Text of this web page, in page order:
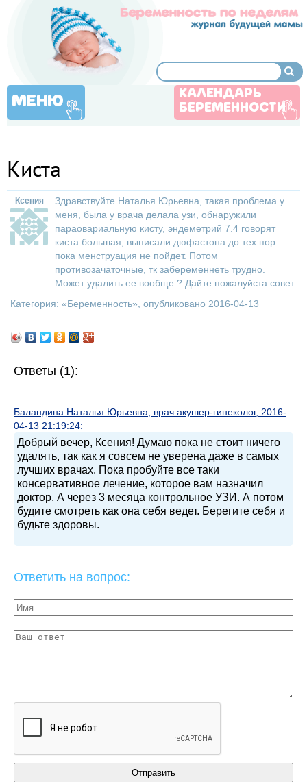
МЕНЮ
КАЛЕНДАРЬ
БЕРЕМЕННОСТИ
Киста
Ксения
Здравствуйте Наталья Юрьевна, такая проблема у
меня, была у врача делала узи, обнаружили
параовариальную кисту, эндеметрий 7.4 говорят
киста большая, выписали дюфастона до тех пор
пока менструация не пойдет. Потом
противозачаточные, тк забеременнеть трудно.
Может удалить ее вообще ? Дайте пожалуйста совет.
Категория: «Беременность», опубликовано 2016-04-13
Ответы (1):
Баландина Наталья Юрьевна, врач акушер-гинеколог, 2016-
04-13 21:19:24:
Добрый вечер, Ксения! Думаю пока не стоит ничего
удалять, так как я совсем не уверена даже в самых
лучших врачах. Пока пробуйте все таки
консервативное лечение, которое вам назначил
доктор. А через 3 месяца контрольное УЗИ. А потом
будите смотреть как она себя ведет. Берегите себя и
будьте здоровы.
Ответить на вопрос: